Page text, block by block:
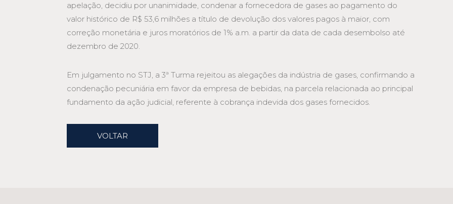
apelação, decidiu por unanimidade, condenar a fornecedora de gases ao pagamento do
valor histórico de R$ 53,6 milhões a título de devolução dos valores pagos à maior, com
correção monetária e juros moratórios de 1% a.m. a partir da data de cada desembolso até
dezembro de 2020.
Em julgamento no STJ, a 3ª Turma rejeitou as alegações da indústria de gases, confirmando a
condenação pecuniária em favor da empresa de bebidas, na parcela relacionada ao principal
fundamento da ação judicial, referente à cobrança indevida dos gases fornecidos.
VOLTAR